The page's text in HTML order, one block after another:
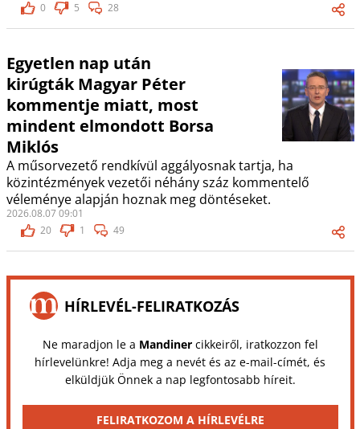
0
5 28
Egyetlen nap után
kirúgták Magyar Péter
kommentje miatt, most
mindent elmondott Borsa
Miklós
A műsorvezető rendkívül aggályosnak tartja, ha
közintézmények vezetői néhány száz kommentelő
véleménye alapján hoznak meg döntéseket.
2026.08.07 09:01
20
1 49
HÍRLEVÉL-FELIRATKOZÁS
Ne maradjon le a Mandinercikkeiről, iratkozzon fel
hírlevelünkre! Adja meg a nevét és az e-mail-címét, és
elküldjük Önnek a nap legfontosabb híreit.
FELIRATKOZOM A HÍRLEVÉLRE